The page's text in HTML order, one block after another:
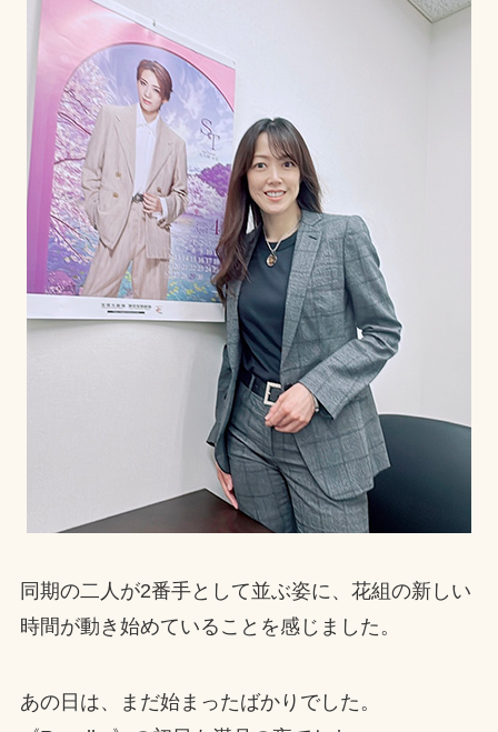
同期の二人が2番手として並ぶ姿に、花組の新しい
時間が動き始めていることを感じました。
あの日は、まだ始まったばかりでした。